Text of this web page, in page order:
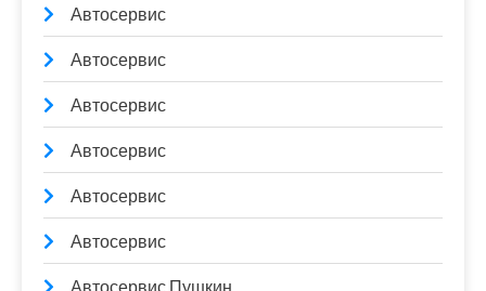
Автосервис
Автосервис
Автосервис
Автосервис
Автосервис
Автосервис